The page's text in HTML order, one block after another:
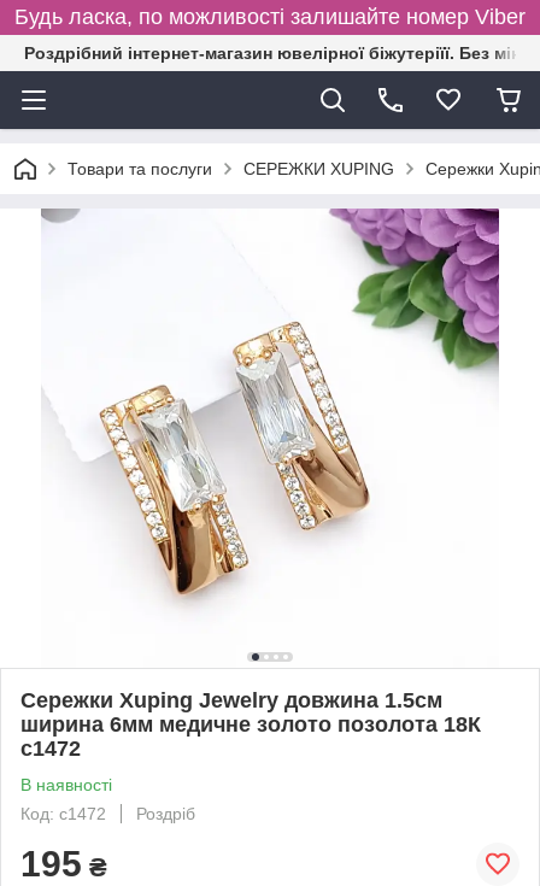
Будь ласка, по можливості залишайте номер Viber
Роздрібний інтернет-магазин ювелірної біжутеріїї. Без
Товари та послуги СЕРЕЖКИ XUPING Сережки
Сережки Xuping Jewelry довжина 1.5см
ширина 6мм медичне золото позолота 18К
с1472
В наявності
Код: с1472
Роздріб
195 ₴